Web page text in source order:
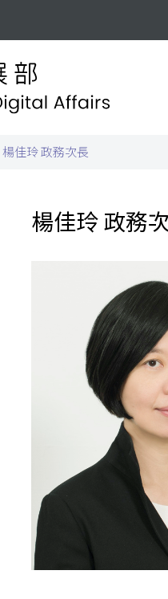
訊網
楊佳玲 政務次長
楊佳玲 政務